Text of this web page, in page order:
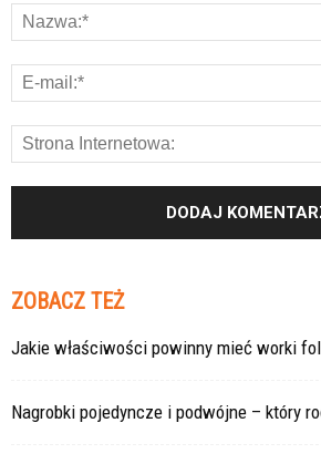
ZOBACZ TEŻ
Jakie właściwości powinny mieć worki
Nagrobki pojedyncze i podwójne – który